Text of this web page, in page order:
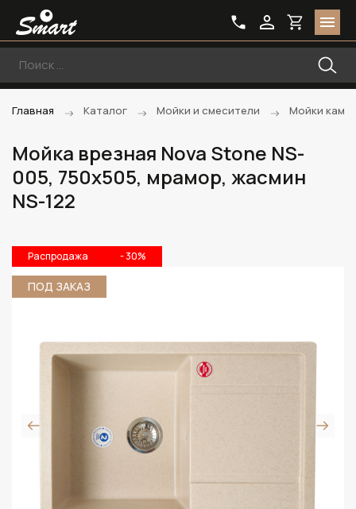
Главная Каталог Мойки и смесители Мойки
Мойка врезная Nova Stone NS-
005, 750х505, мрамор, жасмин
NS-122
Распродажа - 30%
ПОД ЗАКАЗ